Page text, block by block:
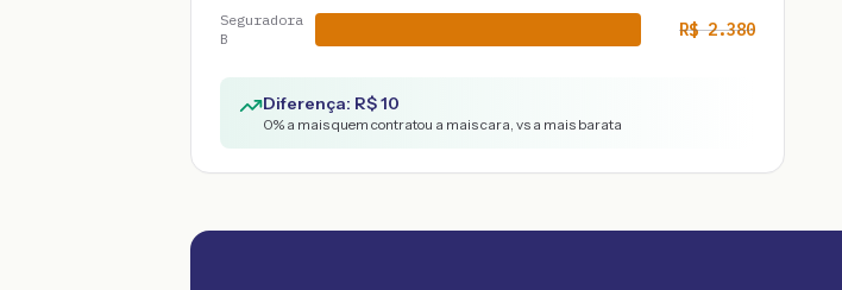
Seguradora
B
R$2.380
Diferença: R$10
0% a mais quem contratou a mais cara, vs a mais barata